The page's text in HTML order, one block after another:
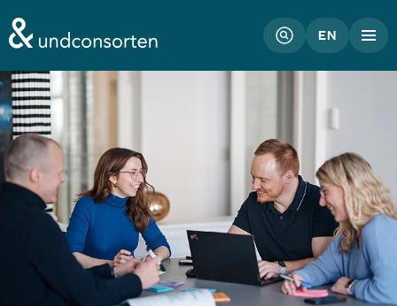
unconsorten website EN